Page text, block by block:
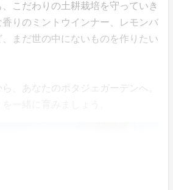
こだわりの土耕栽培を守っていき
りのミントウインナー、レモンバ
まだ世の中にないものを作りたい
、あなたのポタジェガーデンへ。